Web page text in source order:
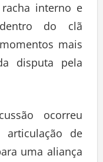
interno e
do clã
mais
disputa pela
ocorreu
de
uma aliança